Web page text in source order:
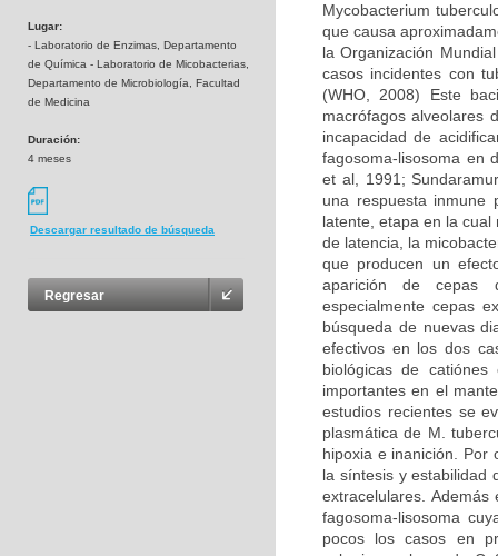
Lugar:
- Laboratorio de Enzimas, Departamento
de Química - Laboratorio de Micobacterias,
Departamento de Microbiología, Facultad
de Medicina
Duración:
4 meses
Descargar resultado de búsqueda
Regresar
Mycobacterium
que causa
la Organización
casos incidentes con
(WHO, 2008) Este
macrófagos alveolares
incapacidad de
fagosoma-lisosoma en
et al, 1991;
una respuesta inmune
latente, etapa en la
de latencia, la
que producen un
aparición de cepas
especialmente cepas
búsqueda de nuevas
efectivos en los dos
biológicas de
importantes en el
estudios recientes se
plasmática de M.
hipoxia e inanición. Por
la síntesis y estabilidad
extracelulares.
fagosoma-lisosoma
pocos los casos en